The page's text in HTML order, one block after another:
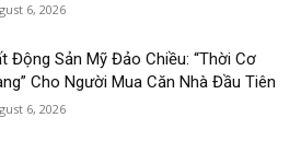
6, 2026
Động Sản Mỹ Đảo Chiều: “Thời Cơ
Cho Người Mua Căn Nhà Đầu Tiên
6, 2026